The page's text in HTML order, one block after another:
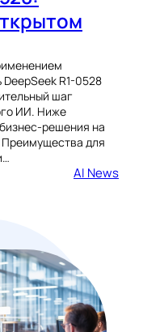
R1-0528
шаг
ИИ. Ниже
решения на
для
AI News